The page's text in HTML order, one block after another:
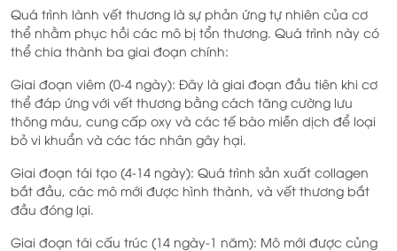
Quá trình lành vết thương là sự phản ứng tự nhiên của cơ
thể nhằm phục hồi các mô bị tổn thương. Quá trình này có
thể chia thành ba giai đoạn chính:
Giai đoạn viêm (0-4 ngày): Đây là giai đoạn đầu tiên khi cơ
thể đáp ứng với vết thương bằng cách tăng cường lưu
thông máu, cung cấp oxy và các tế bào miễn dịch để loại
bỏ vi khuẩn và các tác nhân gây hại.
Giai đoạn tái tạo (4-14 ngày): Quá trình sản xuất collagen
bắt đầu, các mô mới được hình thành, và vết thương bắt
đầu đóng lại.
Giai đoạn tái cấu trúc (14 ngày-1 năm): Mô mới được củng